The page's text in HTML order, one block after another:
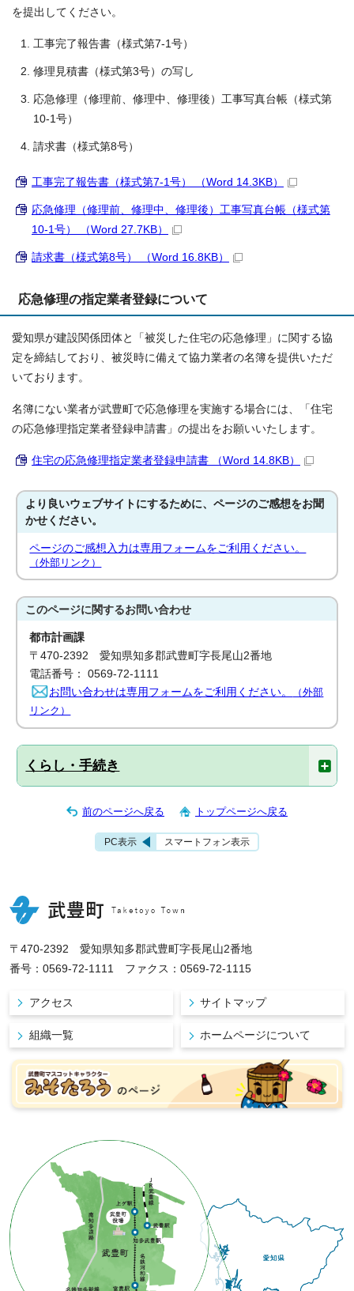
を提出してください。
工事完了報告書（様式第7-1号）
修理見積書（様式第3号）の写し
応急修理（修理前、修理中、修理後）工事写真台帳（様式第
10-1号）
請求書（様式第8号）
工事完了報告書（様式第7-1号） （Word 14.3KB）
応急修理（修理前、修理中、修理後）工事写真台帳（様式第
10-1号） （Word 27.7KB）
請求書（様式第8号） （Word 16.8KB）
応急修理の指定業者登録について
愛知県が建設関係団体と「被災した住宅の応急修理」に関する協
定を締結しており、被災時に備えて協力業者の名簿を提供いただ
いております。
名簿にない業者が武豊町で応急修理を実施する場合には、「住宅
の応急修理指定業者登録申請書」の提出をお願いいたします。
住宅の応急修理指定業者登録申請書 （Word 14.8KB）
より良いウェブサイトにするために、ページのご感想をお聞
かせください。
ページのご感想入力は専用フォームをご利用ください。
（外部リンク）
このページに関するお問い合わせ
都市計画課
〒470-2392 愛知県知多郡武豊町字長尾山2番地
電話番号： 0569-72-1111
お問い合わせは専用フォームをご利用ください。
（外部
リンク）
くらし・手続き
前のページへ戻る トップページへ戻る
PC表示 スマートフォン表示
〒470-2392 愛知県知多郡武豊町字長尾山2番地
番号：0569-72-1111 ファクス：0569-72-1115
アクセス サイトマップ
組織一覧 ホームページについて